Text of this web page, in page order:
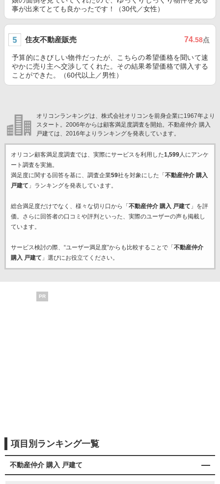
事が出来てとても良かったです！（30代／女性）
住友不動産販売 74.58点
予算的にきびしい物件だったが、こちらの希望価格を聞いて速
やかに売り主へ交渉してくれた。その結果希望価格で購入する
ことができた。（60代以上／男性）
オリコンランキングは、株式会社オリコンを前身企業に1967年より
スタート。2006年からは顧客満足度調査を開始。不動産仲介 購入
戸建ては、2016年よりランキングを発表しています。
オリコン顧客満足度調査では、実際にサービスを利用した1,599人にアンケ
ート調査を実施。
満足度に関する回答を基に、調査企業59社を対象にした「 不動産仲介 購入
戸建て 」ランキングを発表しています。
総合満足度だけでなく、様々な切り口から「 不動産仲介 購入 戸建て 」を評
価。さらに回答者の口コミや評判といった、実際のユーザーの声も掲載し
ています。
サービス検討の際、“ユーザー満足度”からも比較することで「 不動産仲介
購入 戸建て 」選びにお役立てください。
PR
項目別ランキング一覧
不動産仲介 購入 戸建て